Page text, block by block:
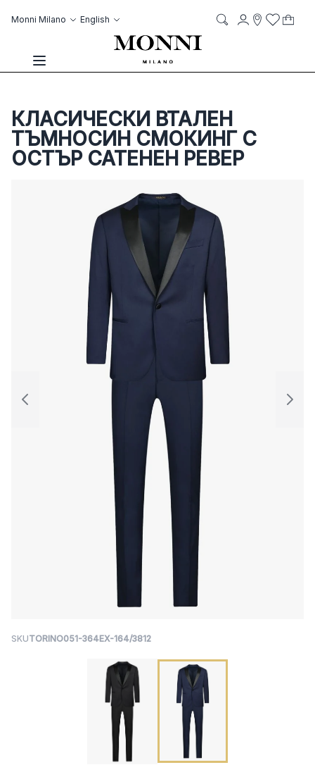
Monni Milano Language
English
Toggle Nav
AccountWish List
My
КЛАСИЧЕСКИ ВТАЛЕН
ТЪМНОСИН СМОКИНГ С
ОСТЪР САТЕНЕН РЕВЕР
SKUTORINO051-364EX-164/3812